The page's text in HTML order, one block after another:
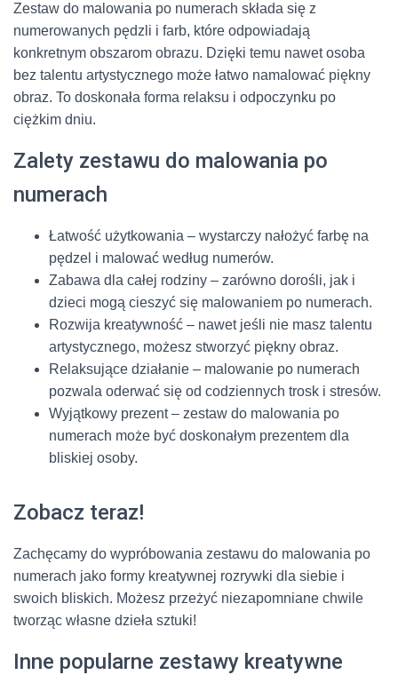
Zestaw do malowania po numerach składa się z
numerowanych pędzli i farb, które odpowiadają
konkretnym obszarom obrazu. Dzięki temu nawet osoba
bez talentu artystycznego może łatwo namalować piękny
obraz. To doskonała forma relaksu i odpoczynku po
ciężkim dniu.
Zalety zestawu do malowania po
numerach
Łatwość użytkowania – wystarczy nałożyć farbę na
pędzel i malować według numerów.
Zabawa dla całej rodziny – zarówno dorośli, jak i
dzieci mogą cieszyć się malowaniem po numerach.
Rozwija kreatywność – nawet jeśli nie masz talentu
artystycznego, możesz stworzyć piękny obraz.
Relaksujące działanie – malowanie po numerach
pozwala oderwać się od codziennych trosk i stresów.
Wyjątkowy prezent – zestaw do malowania po
numerach może być doskonałym prezentem dla
bliskiej osoby.
Zobacz teraz!
Zachęcamy do wypróbowania zestawu do malowania po
numerach jako formy kreatywnej rozrywki dla siebie i
swoich bliskich. Możesz przeżyć niezapomniane chwile
tworząc własne dzieła sztuki!
Inne popularne zestawy kreatywne